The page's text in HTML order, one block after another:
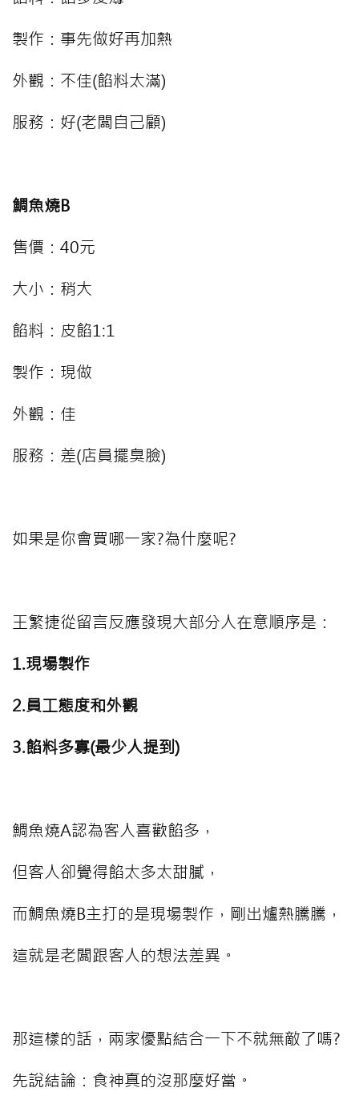
製作：事先做好再加熱
外觀：不佳(餡料太滿)
服務：好(老闆自己顧)
鯛魚燒B
售價：40元
大小：稍大
餡料：皮餡1:1
製作：現做
外觀：佳
服務：差(店員擺臭臉)
如果是你會買哪一家?為什麼呢?
王繁捷從留言反應發現大部分人在意順序是：
1.現場製作
2.員工態度和外觀
3.餡料多寡(最少人提到)
鯛魚燒A認為客人喜歡餡多，
但客人卻覺得餡太多太甜膩，
而鯛魚燒B主打的是現場製作，剛出爐熱騰騰，
這就是老闆跟客人的想法差異。
那這樣的話，兩家優點結合一下不就無敵了嗎?
先說結論：食神真的沒那麼好當。